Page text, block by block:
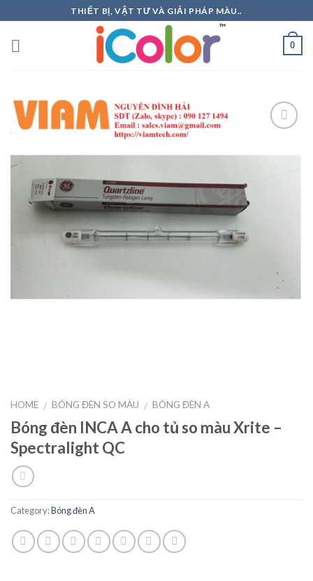
to
content
THIẾT BỊ, VẬT TƯ VÀ GIẢI PHÁP MÀU..
0
HOME / BÓNG ĐÈN SO MÀU / BÓNG ĐÈN A
Bóng đèn INCA A cho tủ so màu Xrite –
Spectralight QC
Category:Bóng đèn A